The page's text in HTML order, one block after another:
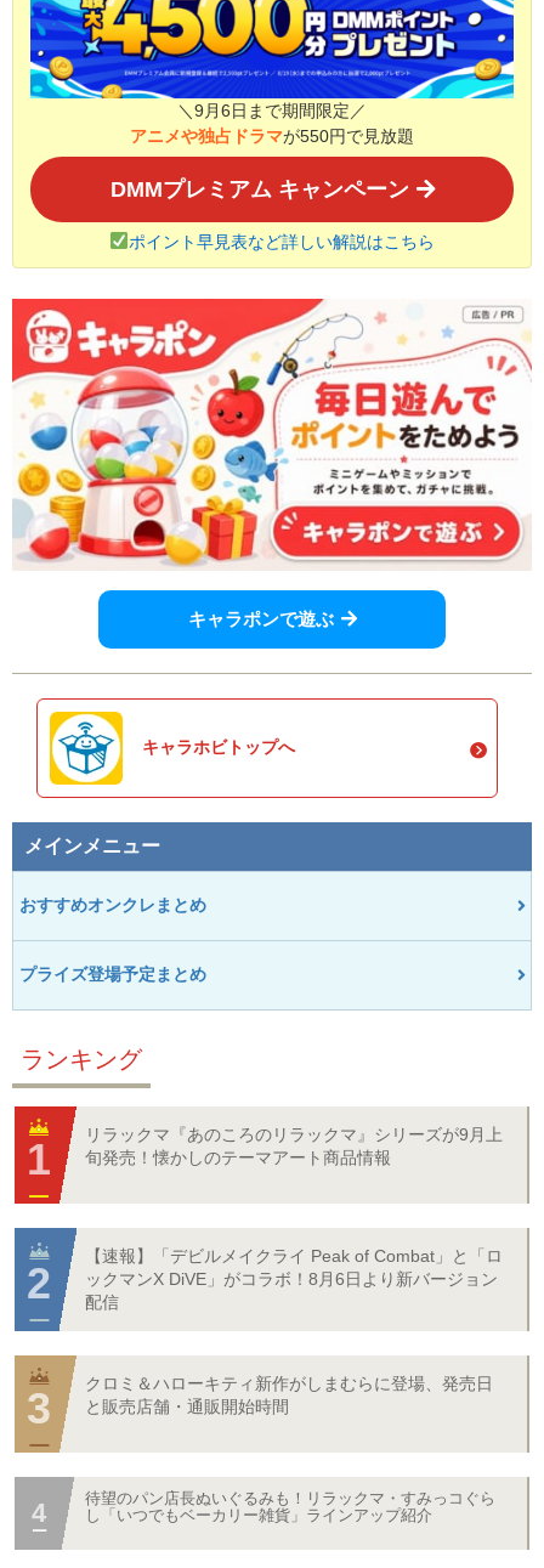
＼9月6日まで期間限定／
アニメや独占ドラマが550円で見放題
DMMプレミアム キャンペーン
ポイント早見表など詳しい解説はこちら
キャラポンで遊ぶ
キャラホビトップへ
メインメニュー
おすすめオンクレまとめ
プライズ登場予定まとめ
ランキング
リラックマ『あのころのリラックマ』シリーズが9月上
旬発売！懐かしのテーマアート商品情報
【速報】「デビルメイクライ Peak of Combat」と「ロ
ックマンX DiVE」がコラボ！8月6日より新バージョン
配信
クロミ＆ハローキティ新作がしまむらに登場、発売日
と販売店舗・通販開始時間
待望のパン店長ぬいぐるみも！リラックマ・すみっコぐら
し「いつでもベーカリー雑貨」ラインアップ紹介